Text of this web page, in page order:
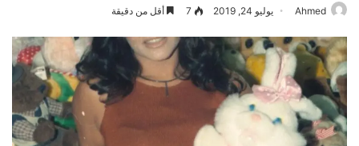
Ahmed يوليو 24, 2019 7 أقل من دقيقة